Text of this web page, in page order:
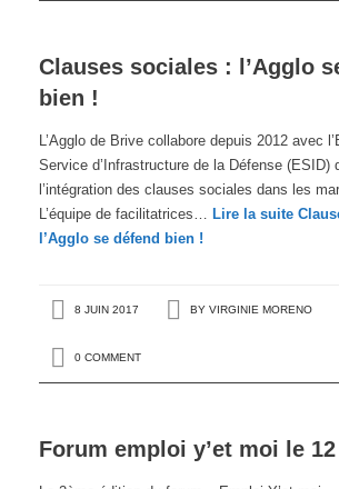
Clauses sociales : l’Agglo
bien !
L’Agglo de Brive collabore depuis 2012 avec
Service d’Infrastructure de la Défense (ESID)
l’intégration des clauses sociales dans les
L’équipe de facilitatrices… Lire la suite
l’Agglo se défend bien !
8 JUIN 2017 BY VIRGINIE MORENO
0 COMMENT
Forum emploi y’et moi le 12